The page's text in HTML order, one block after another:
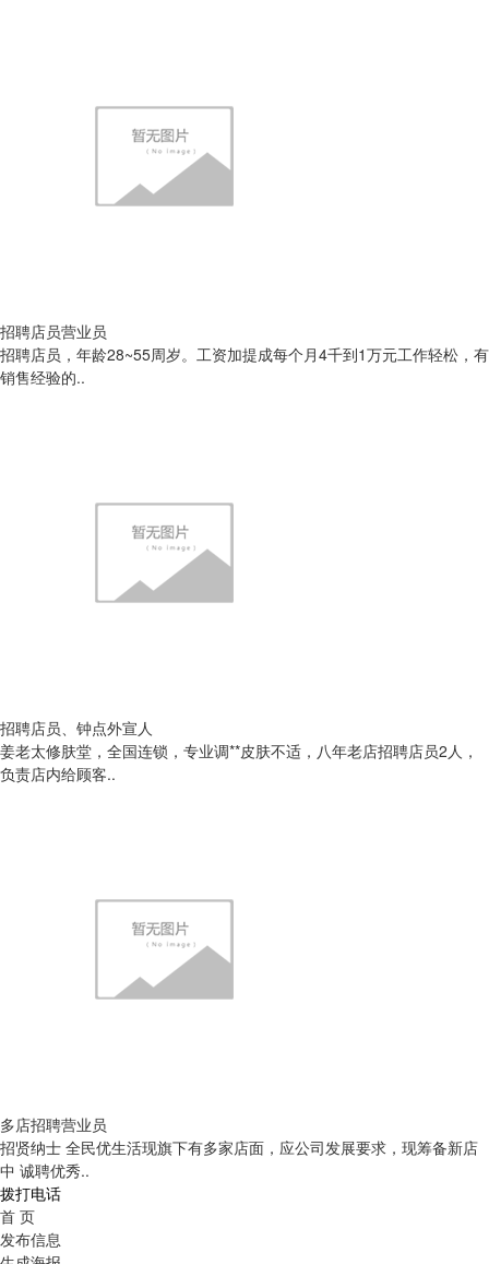
招聘店员营业员
招聘店员，年龄28~55周岁。工资加提成每个月4千到1万元工作轻松，有
销售经验的..
招聘店员、钟点外宣人
姜老太修肤堂，全国连锁，专业调**皮肤不适，八年老店招聘店员2人，
负责店内给顾客..
多店招聘营业员
招贤纳士 全民优生活现旗下有多家店面，应公司发展要求，现筹备新店
中 诚聘优秀..
拨打电话
首 页
发布信息